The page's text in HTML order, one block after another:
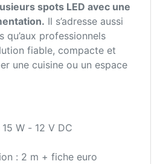
spots LED avec une
Il s’adresse aussi
qu’aux professionnels
fiable, compacte et
une cuisine ou un espace
W - 12 V DC
: 2 m + fiche euro